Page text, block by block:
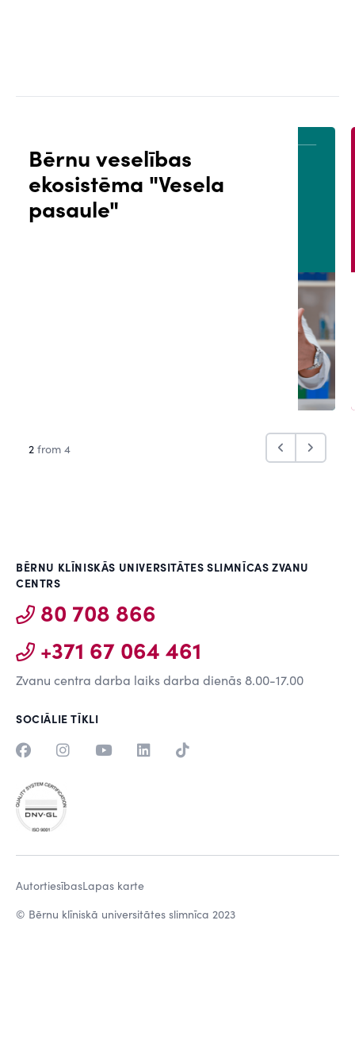
Bērnu veselības
ekosistēma "Vesela
pasaule"
PACIENTA PORTĀLS
2 from 4
BĒRNU KLĪNISKĀS UNIVERSITĀTES SLIMNĪCAS ZVANU
CENTRS
80 708 866
+371 67 064 461
Zvanu centra darba laiks darba dienās 8.00-17.00
SOCIĀLIE TĪKLI
© Bērnu klīniskā universitātes slimnīca 2023
AutortiesībasLapas karte